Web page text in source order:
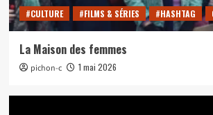
#CULTURE #FILMS & SÉRIES #HASHTAG
La Maison des femmes
pichon-c 1 mai 2026